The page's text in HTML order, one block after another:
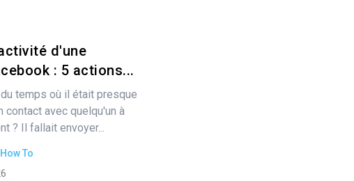
d'une
: 5 actions...
temps où il était presque
avec quelqu'un à
? Il fallait envoyer...
How To